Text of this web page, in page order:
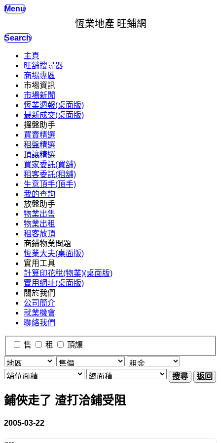
Menu
恆業地產 旺鋪網
Search
主頁
旺舖搜尋器
商場專區
市場資訊
市場新聞
恆業週報(桌面版)
最新成交(桌面版)
搵盤助手
買賣精選
租盤精選
頂讓精選
買家委託(買舖)
租客委託(租舖)
生意頂手(頂手)
我的查詢
放盤助手
物業出售
物業出租
租客放頂
商鋪物業問題
恆業大夫(桌面版)
實用工具
計算印花稅(物業)(桌面版)
實用網址(桌面版)
關於我們
公司簡介
就業機會
聯絡我們
售 租 頂讓
搜尋 返回
鋪俠走了 渣打洽鋪受阻
2005-03-22